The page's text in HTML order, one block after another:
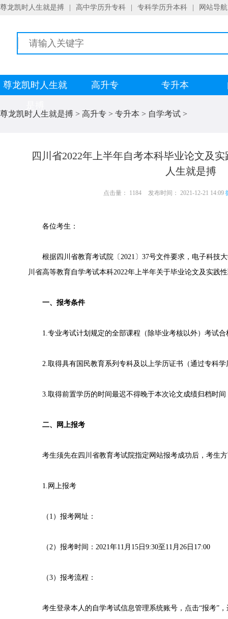
尊龙凯时人生就是搏 高中学历升专科 专科学历升本科 网站导航
尊龙凯时人生就
高升专 专升本
尊龙凯时人生就是搏 > 高升专 > 专升本 > 自学考试 >
四川省2022年上半年自考本科毕业论文及
人生就是搏
点击量： 1184 发布时间： 2021-12-21 14:09
各位考生：
根据四川省教育考试院〔2021〕37号文件要求，电子科技
川省高等教育自学考试本科2022年上半年关于毕业论文及实践
一、报考条件
1.专业考试计划规定的全部课程（除毕业考核以外）考试合
2.取得具有国民教育系列专科及以上学历证书（通过专科学
3.取得前置学历的时间最迟不得晚于本次论文成绩归档时间
二、网上报考
考生须先在四川省教育考试院指定网站报考成功后，考生方
1.网上报考
（1）报考网址：
（2）报考时间：2021年11月15日9:30至11月26日17:00
（3）报考流程：
考生登录本人的自学考试信息管理系统账号，点击“报考”，